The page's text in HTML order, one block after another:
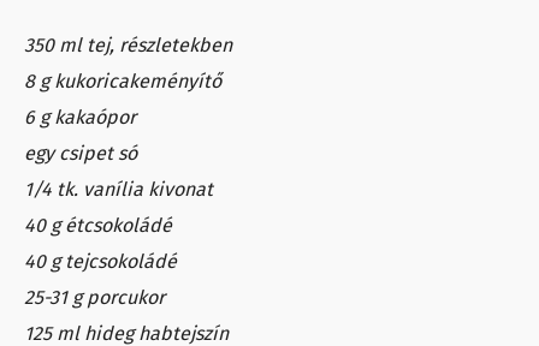
350 ml tej, részletekben
8 g kukoricakeményítő
6 g kakaópor
egy csipet só
1/4 tk. vanília kivonat
40 g étcsokoládé
40 g tejcsokoládé
25-31 g porcukor
125 ml hideg habtejszín